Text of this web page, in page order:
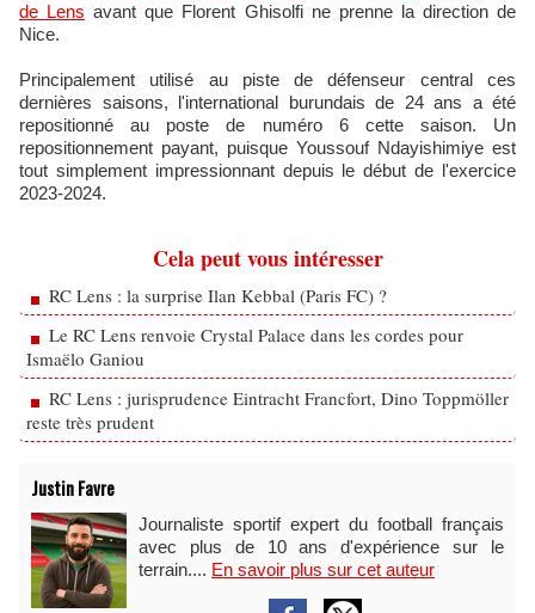
de Lens avant que Florent Ghisolfi ne prenne la direction de
Nice.
Principalement utilisé au piste de défenseur central ces
dernières saisons, l'international burundais de 24 ans a été
repositionné au poste de numéro 6 cette saison. Un
repositionnement payant, puisque Youssouf Ndayishimiye est
tout simplement impressionnant depuis le début de l'exercice
2023-2024.
Cela peut vous intéresser
RC Lens : la surprise Ilan Kebbal (Paris FC) ?
Le RC Lens renvoie Crystal Palace dans les cordes pour
Ismaëlo Ganiou
RC Lens : jurisprudence Eintracht Francfort, Dino Toppmöller
reste très prudent
Justin Favre
Journaliste sportif expert du football français
avec plus de 10 ans d'expérience sur le
terrain.... En savoir plus sur cet auteur